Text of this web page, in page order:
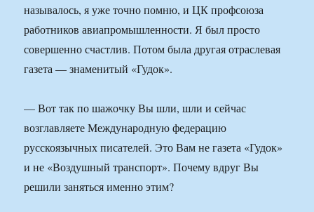
называлось, я уже точно помню, и ЦК профсоюза
работников авиапромышленности. Я был просто
совершенно счастлив. Потом была другая отраслевая
газета — знаменитый «Гудок».
— Вот так по шажочку Вы шли, шли и сейчас
возглавляете Международную федерацию
русскоязычных писателей. Это Вам не газета «Гудок»
и не «Воздушный транспорт». Почему вдруг Вы
решили заняться именно этим?